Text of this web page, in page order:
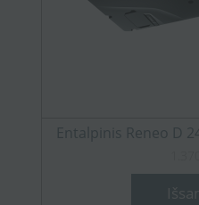
Entalpinis Reneo D